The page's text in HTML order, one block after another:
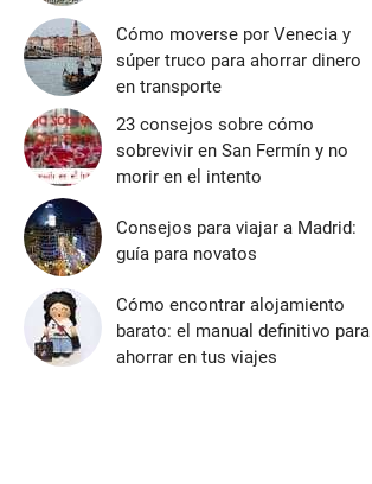
Cómo moverse por Venecia y
súper truco para ahorrar dinero
en transporte
23 consejos sobre cómo
sobrevivir en San Fermín y no
morir en el intento
Consejos para viajar a Madrid:
guía para novatos
Cómo encontrar alojamiento
barato: el manual definitivo para
ahorrar en tus viajes